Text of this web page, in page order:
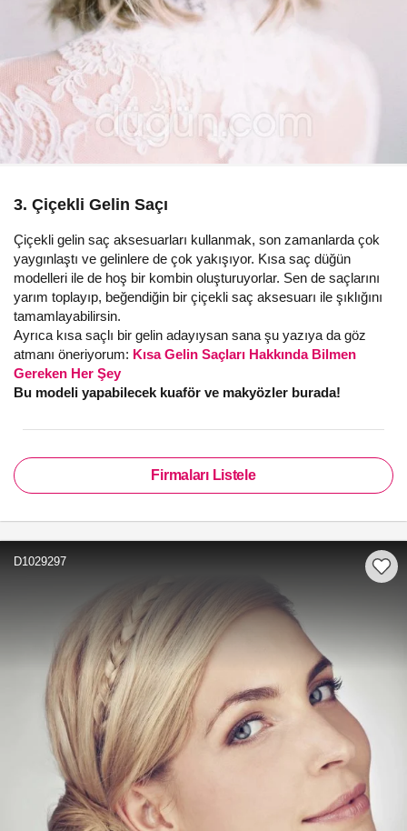
3. Çiçekli Gelin Saçı
Çiçekli gelin saç aksesuarları kullanmak, son zamanlarda çok
yaygınlaştı ve gelinlere de çok yakışıyor. Kısa saç düğün
modelleri ile de hoş bir kombin oluşturuyorlar. Sen de saçlarını
yarım toplayıp, beğendiğin bir çiçekli saç aksesuarı ile şıklığını
tamamlayabilirsin.
Ayrıca kısa saçlı bir gelin adayıysan sana şu yazıya da göz
atmanı öneriyorum: Kısa Gelin Saçları Hakkında Bilmen
Gereken Her Şey
Bu modeli yapabilecek kuaför ve makyözler burada!
Firmaları Listele
D1029297